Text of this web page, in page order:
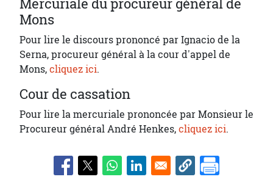
Mercuriale du procureur général de
Mons
Pour lire le discours prononcé par Ignacio de la
Serna, procureur général à la cour d'appel de
Mons,cliquez ici.
Cour de cassation
Pour lire la mercuriale prononcée par Monsieur le
Procureur général André Henkes,cliquez ici.